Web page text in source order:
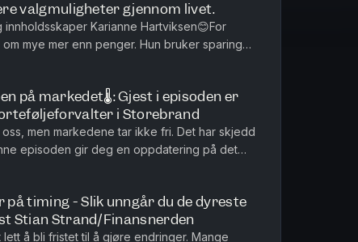
i fond innebærer risiko. Historisk
avkastning. Avkastningen kan
forvalters valg,
og nøkkelinformasjon på
vårt kundeservice for veiledning.
valgmuligheter gjennom livet.
Karianne Hartviksen😊For
mye mer enn penger. Hun bruker sparing
valgmuligheter – enten drø...
på markedet🌡️: Gjest i episoden er
i Storebrand
men markedene tar ikke fri. Det har skjedd
episoden gir deg en oppdatering på det
er Hans Thrane Niel...
på timing - Slik unngår du de dyreste
Stian Strand/Finansnerden
å bli fristet til å gjøre endringer. Mange